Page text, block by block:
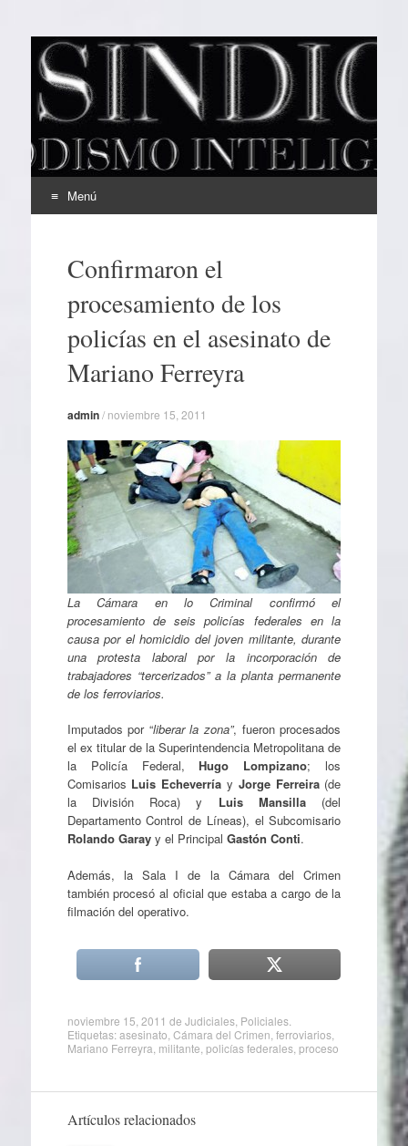
EL SINDICAL
Periodismo Inteligente
Menú
contenidoConfirmaron el
procesamiento de los
policías en el asesinato de
Mariano Ferreyra
admin/ noviembre 15, 2011
La Cámara en lo Criminal confirmó el
procesamiento de seis policías federales en la
causa por el homicidio del joven militante, durante
una protesta laboral por la incorporación de
trabajadores “tercerizados” a la planta permanente
de los ferroviarios.
Imputados por “liberar la zona”, fueron procesados
el ex titular de la Superintendencia Metropolitana de
la Policía Federal, Hugo Lompizano; los
Comisarios Luis Echeverría y Jorge Ferreira(de
la División Roca) y Luis Mansilla (del
Departamento Control de Líneas), el Subcomisario
Rolando Garayy el Principal Gastón Conti.
Además, la Sala I de la Cámara del Crimen
también procesó al oficial que estaba a cargo de la
filmación del operativo.
noviembre 15, 2011 de Judiciales, Policiales.
Etiquetas:asesinato Cámara del Crimen ferroviarios,
Mariano Ferreyra militante policías federales, proceso
Artículos relacionados